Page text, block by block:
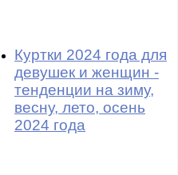
Куртки 2024 года для
девушек и женщин -
тенденции на зиму,
весну, лето, осень
2024 года